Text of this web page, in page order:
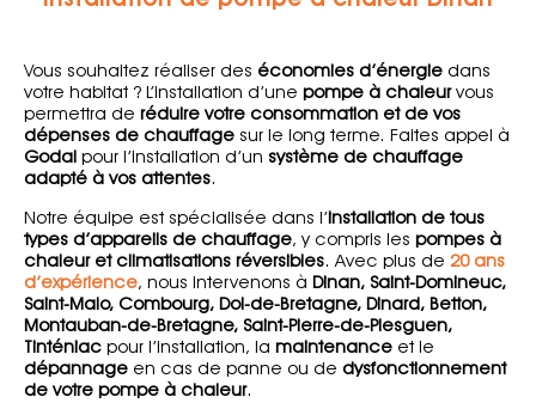
Vous souhaitez réaliser des économies d’énergie dans
votre habitat ? L’installation d’une pompe à chaleurvous
permettra de réduire votre consommation et de vos
dépenses de chauffage sur le long terme. Faites appel à
Godal pour l’installation d’un système de chauffage
adapté à vos attentes.
Notre équipe est spécialisée dans l’installation de tous
types d’appareils de chauffage, y compris les pompes à
chaleur et climatisations réversibles. Avec plus de 20 ans
d’expérience, nous intervenons à Dinan, Saint-Domineuc,
Saint-Malo, Combourg, Dol-de-Bretagne, Dinard, Betton,
Montauban-de-Bretagne, Saint-Pierre-de-Plesguen,
Tinténiac pour l’installation, la maintenance et le
dépannage en cas de panne ou de dysfonctionnement
de votre pompe à chaleur.